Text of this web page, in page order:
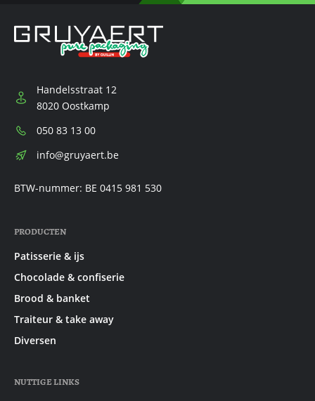
Handelsstraat 12
8020 Oostkamp
Telefoon:
050 83 13 00
E-
info@gruyaert.be
BTW-nummer: BE 0415 981 530
PRODUCTEN
Patisserie & ijs
Chocolade & confiserie
Brood & banket
Traiteur & take away
Diversen
NUTTIGE LINKS